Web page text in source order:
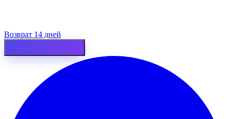
Возврат 14 дней